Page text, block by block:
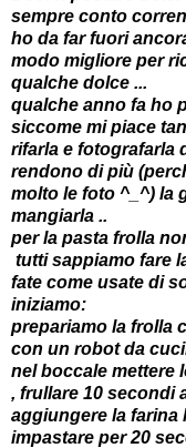
sempre conto
ho da far fuori
modo migliore per
qualche dolce ...
qualche anno fa ho
siccome mi piace
rifarla e fotografarla
rendono di più
molto le foto ^_^) la
mangiarla ..
per la pasta frolla
tutti sappiamo fare
fate come usate di
iniziamo:
prepariamo la frolla
con un robot da
nel boccale mettere
, frullare 10 secondi
aggiungere la farina
impastare per 20